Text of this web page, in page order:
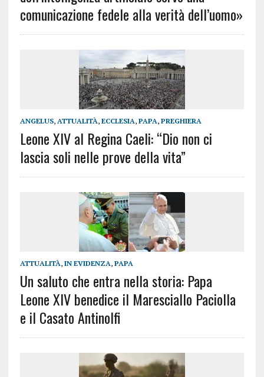
comunicazione fedele alla verità dell’uomo»
ANGELUS, ATTUALITÀ, ECCLESIA, PAPA, PREGHIERA
Leone XIV al Regina Caeli: “Dio non ci
lascia soli nelle prove della vita”
ATTUALITÀ, IN EVIDENZA, PAPA
Un saluto che entra nella storia: Papa
Leone XIV benedice il Maresciallo Paciolla
e il Casato Antinolfi